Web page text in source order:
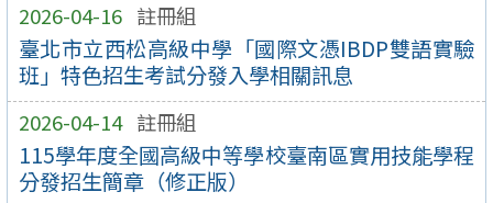
2026-04-16 註冊組
臺北市立西松高級中學「國際文憑IBDP雙語實驗
班」特色招生考試分發入學相關訊息
2026-04-14 註冊組
115學年度全國高級中等學校臺南區實用技能學程
分發招生簡章（修正版）